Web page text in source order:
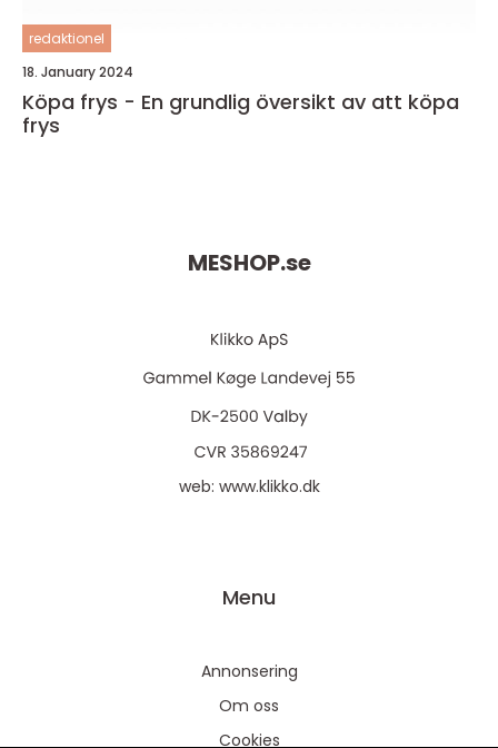
redaktionel
18. January 2024
Köpa frys - En grundlig översikt av att köpa
frys
MESHOP.se
web: www.klikko.dk
Menu
Annonsering
Om oss
Cookies